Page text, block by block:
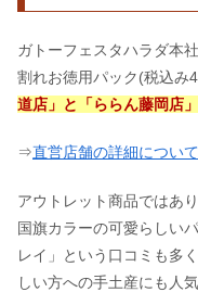
ガトーフェスタハラダ本
割れお徳用パック(税込み
道店」と「ららん藤岡店
⇒直営店舗の詳細につい
アウトレット商品ではあ
国旗カラーの可愛らしい
レイ」という口コミも多
しい方への手土産にも人気